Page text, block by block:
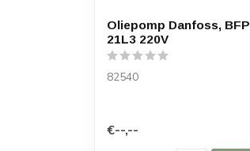
Oliepomp Danfoss, BFP
21L3 220V
82540
€--,--